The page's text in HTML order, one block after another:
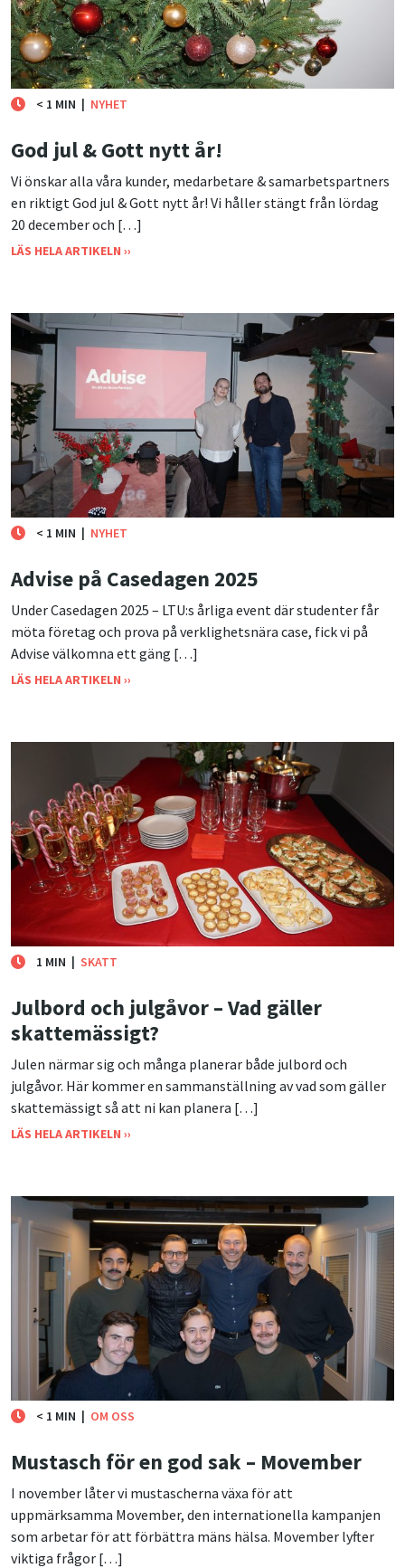
< 1 MIN | NYHET
God jul & Gott nytt år!
Vi önskar alla våra kunder, medarbetare & samarbetspartners
en riktigt God jul & Gott nytt år! Vi håller stängt från lördag
20 december och […]
LÄS HELA ARTIKELN ››
< 1 MIN | NYHET
Advise på Casedagen 2025
Under Casedagen 2025 – LTU:s årliga event där studenter får
möta företag och prova på verklighetsnära case, fick vi på
Advise välkomna ett gäng […]
LÄS HELA ARTIKELN ››
1 MIN | SKATT
Julbord och julgåvor – Vad gäller
skattemässigt?
Julen närmar sig och många planerar både julbord och
julgåvor. Här kommer en sammanställning av vad som gäller
skattemässigt så att ni kan planera […]
LÄS HELA ARTIKELN ››
< 1 MIN | OM OSS
Mustasch för en god sak – Movember
I november låter vi mustascherna växa för att
uppmärksamma Movember, den internationella kampanjen
som arbetar för att förbättra mäns hälsa. Movember lyfter
viktiga frågor […]